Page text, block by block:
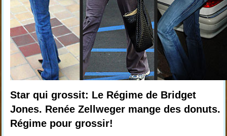
Star qui grossit: Le Régime de Bridget
Jones. Renée Zellweger mange des donuts.
Régime pour grossir!